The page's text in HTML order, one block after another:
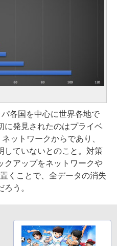
各国を中心に世界各地で
に発見されたのはプライベ
ットワークからであり、
していないとのこと。対策
クアップをネットワークや
くことで、全データの消失
う。